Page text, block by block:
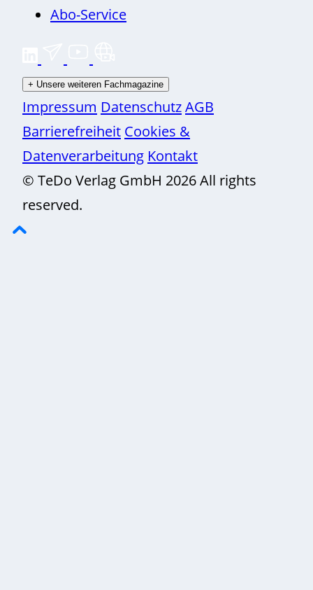
Abo-Service
+ Unsere weiteren Fachmagazine
Impressum DatenschutzAGB
Barrierefreiheit Cookies &
Datenverarbeitung Kontakt
© TeDo Verlag GmbH 2026 All rights
reserved.